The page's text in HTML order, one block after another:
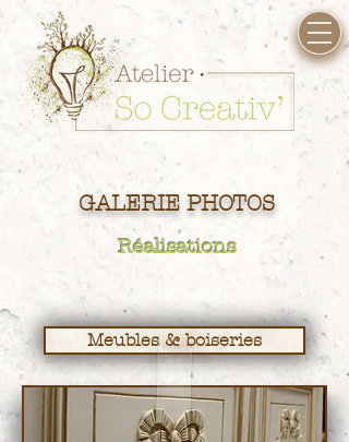
GALERIE PHOTOS
Réalisations
Meubles & boiseries